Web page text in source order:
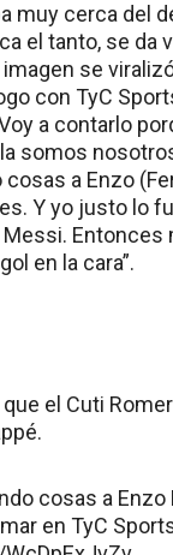
muy cerca del
el tanto, se da
imagen se
con TyC
a contarlo
somos
cosas a Enzo
Y yo justo lo
Messi. Entonces
en la cara”.
el Cuti
cosas a Enzo
en TyC